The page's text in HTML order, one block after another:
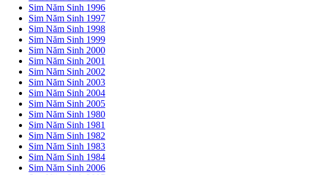
Sim Năm Sinh 1996
Sim Năm Sinh 1997
Sim Năm Sinh 1998
Sim Năm Sinh 1999
Sim Năm Sinh 2000
Sim Năm Sinh 2001
Sim Năm Sinh 2002
Sim Năm Sinh 2003
Sim Năm Sinh 2004
Sim Năm Sinh 2005
Sim Năm Sinh 1980
Sim Năm Sinh 1981
Sim Năm Sinh 1982
Sim Năm Sinh 1983
Sim Năm Sinh 1984
Sim Năm Sinh 2006